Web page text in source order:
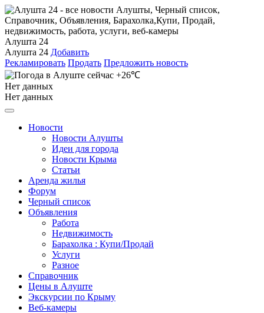
Алушта 24
Алушта 24 Добавить
Рекламировать Продать Предложить новость
+26℃
Нет данных
Нет данных
Новости
Новости Алушты
Идеи для города
Новости Крыма
Статьи
Аренда жилья
Форум
Черный список
Объявления
Работа
Недвижимость
Барахолка : Купи/Продай
Услуги
Разное
Справочник
Цены в Алуште
Экскурсии по Крыму
Веб-камеры